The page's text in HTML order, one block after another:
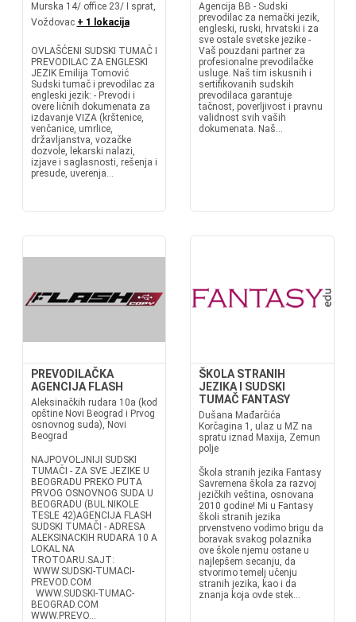
Murska 14/ office 23/ I sprat,
Voždovac + 1 lokacija
OVLAŠĆENI SUDSKI TUMAČ I
PREVODILAC ZA ENGLESKI
JEZIK Emilija Tomović
Sudski tumač i prevodilac za
engleski jezik: - Prevodi i
overe ličnih dokumenata za
izdavanje VIZA (krštenice,
venčanice, umrlice,
državljanstva, vozačke
dozvole, lekarski nalazi,
izjave i saglasnosti, rešenja i
presude, uverenja...
Agencija BB - Sudski
prevodilac za nemački jezik,
engleski, ruski, hrvatski i za
sve ostale svetske jezike -
Vaš pouzdani partner za
profesionalne prevodilačke
usluge. Naš tim iskusnih i
sertifikovanih sudskih
prevodilaca garantuje
tačnost, poverljivost i pravnu
validnost svih vaših
dokumenata. Naš...
PREVODILAČKA
AGENCIJA FLASH
Aleksinačkih rudara 10a (kod
opštine Novi Beograd i Prvog
osnovnog suda), Novi
Beograd
NAJPOVOLJNIJI SUDSKI
TUMAČI - ZA SVE JEZIKE U
BEOGRADU PREKO PUTA
PRVOG OSNOVNOG SUDA U
BEOGRADU (BUL.NIKOLE
TESLE 42)AGENCIJA FLASH
SUDSKI TUMAČI - ADRESA
ALEKSINACKIH RUDARA 10 A
LOKAL NA
TROTOARU.SAJT:
WWW.SUDSKI-TUMACI-
PREVOD.COM
WWW.SUDSKI-TUMAC-
BEOGRAD.COM
WWW.PREVO...
ŠKOLA STRANIH
JEZIKA I SUDSKI
TUMAČ FANTASY
Dušana Mađarčića
Korčagina 1, ulaz u MZ na
spratu iznad Maxija, Zemun
polje
Škola stranih jezika Fantasy
Savremena škola za razvoj
jezičkih veština, osnovana
2010 godine! Mi u Fantasy
školi stranih jezika
prvenstveno vodimo brigu da
boravak svakog polaznika
ove škole njemu ostane u
najlepšem secanju, da
stvorimo temelj učenju
stranih jezika, kao i da
znanja koja ovde stek...